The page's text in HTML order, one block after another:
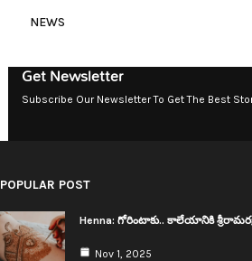
NEWS
Get Newsletter
Subscribe Our Newsletter To Get The Best
POPULAR POST
Henna: గోరింటాకు.. కాలేయానికి
Nov 1, 2025